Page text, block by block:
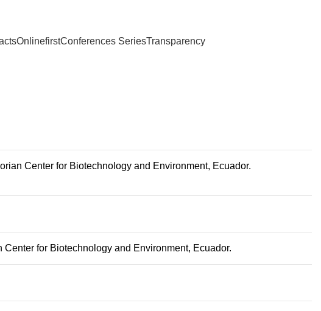
OnlinefirstConferences SeriesTransparency
Center for Biotechnology and Environment, Ecuador.
Center for Biotechnology and Environment, Ecuador.